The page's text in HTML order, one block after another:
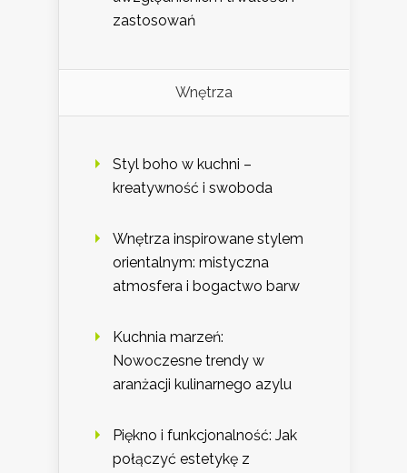
zastosowań
Wnętrza
Styl boho w kuchni –
kreatywność i swoboda
Wnętrza inspirowane stylem
orientalnym: mistyczna
atmosfera i bogactwo barw
Kuchnia marzeń:
Nowoczesne trendy w
aranżacji kulinarnego azylu
Piękno i funkcjonalność: Jak
połączyć estetykę z